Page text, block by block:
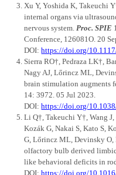
Xu Y, Yoshida K, Takeuchi
internal organs via
nervous system. Proc. SPIE
Conference, 126081O. 20
DOI:https://doi.org/
Sierra RO†, Pedraza LK†,
Nagy AJ, Lőrincz ML,
brain stimulation augments
14: 3972. 05 Jul 2023.
DOI:https://doi.org/
Li Q†, Takeuchi Y†, Wang
Kozák G, Nakai S, Kato S,
G, Lőrincz ML, Devinsky
olfactory bulb derived
like behavioral deficits in
DOI:https://doi.org/